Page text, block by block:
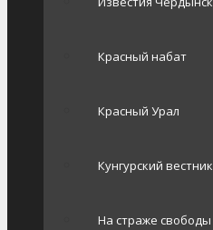
Красный набат
Красный Урал
Кунгурский вестник
На страже свободы